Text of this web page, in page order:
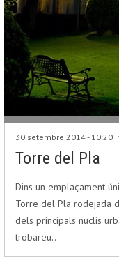
30 setembre 2014 - 10:20
Torre del Pla
Dins un emplaçament
Torre del Pla rodejada
dels principals nuclis
trobareu…